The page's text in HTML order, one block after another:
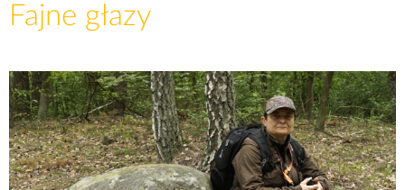
Fajne głazy